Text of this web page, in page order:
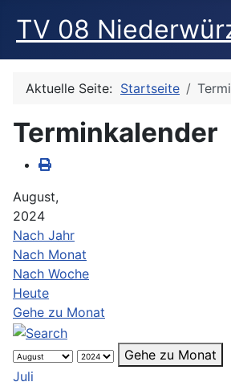
TV 08
Aktuelle Seite: Startseite
Terminkalender
August,
2024
Nach Jahr
Nach Monat
Nach Woche
Heute
Gehe zu Monat
Gehe zu Monat
Juli